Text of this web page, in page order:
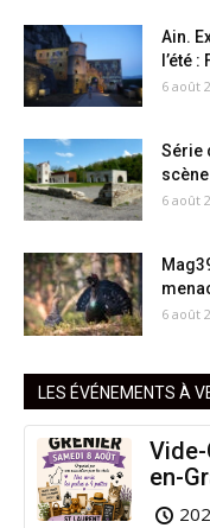
Ain.
l’été
6 août
Série
6 août
6 août
LES ÉVÉNEMENTS À
en-
pour